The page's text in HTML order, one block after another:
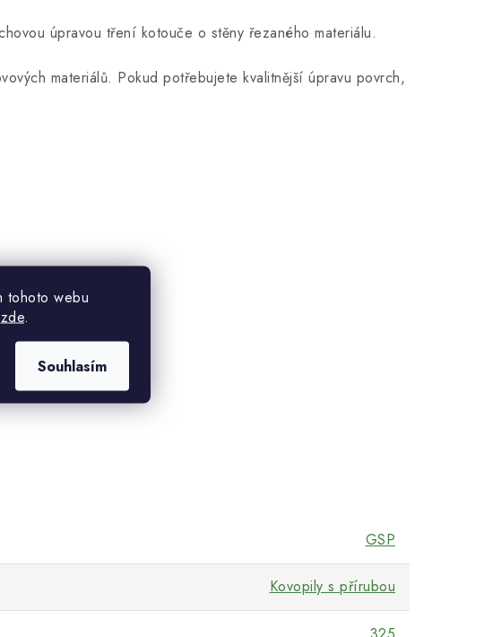
tohoto webu
zde.
Souhlasím
úpravou tření kotouče o stěny řezaného materiálu.
materiálů. Pokud potřebujete kvalitnější úpravu povrch,
GSP
Kovopily s přírubou